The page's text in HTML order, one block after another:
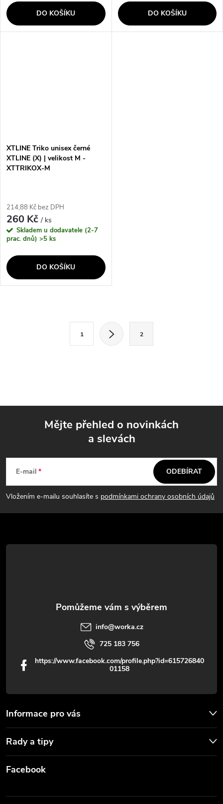
DO KOŠÍKU DO KOŠÍKU
XTLINE Triko unisex černé
XTLINE (X) | velikost M -
XTTRIKOX-M
214,88 Kč bez DPH
260 Kč/ ks
Skladem u dodavatele (2-7
prac. dnů) >5 ks
DO KOŠÍKU
í
r
v
n
1 2
p
t
Mějte přehled o novinkách
a slevách
E-mail
Vložením e-mailu souhlasíte s podmínkami ochrany osobních údajů
ODEBÍRAT
Informace pro vás
Rady a tipy
info@worka.cz
725 183 756
https://www.facebook.com/profile.php?id=615726840
01158
Facebook